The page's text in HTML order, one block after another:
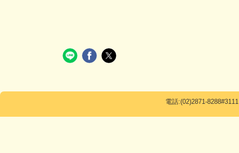
電話:(02)2871-8288#3111